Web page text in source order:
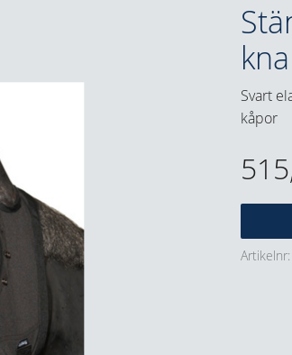
Svart
kåpor
Artikelnr